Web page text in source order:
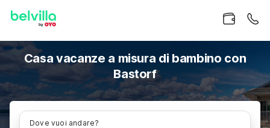
Casa vacanze a misura di bambino con
Bastorf
Dove vuoi andare?